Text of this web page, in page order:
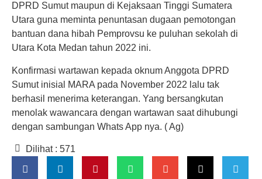
DPRD Sumut maupun di Kejaksaan Tinggi Sumatera
Utara guna meminta penuntasan dugaan pemotongan
bantuan dana hibah Pemprovsu ke puluhan sekolah di
Utara Kota Medan tahun 2022 ini.
Konfirmasi wartawan kepada oknum Anggota DPRD
Sumut inisial MARA pada November 2022 lalu tak
berhasil menerima keterangan. Yang bersangkutan
menolak wawancara dengan wartawan saat dihubungi
dengan sambungan Whats App nya. ( Ag)
Dilihat : 571